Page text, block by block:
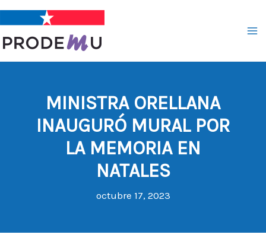
contenido
MINISTRA ORELLANA
INAUGURÓ MURAL POR
LA MEMORIA EN
NATALES
octubre 17, 2023